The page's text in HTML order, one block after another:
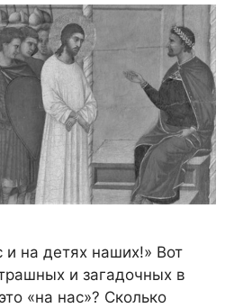
и на детях наших!» Вот
и загадочных в
«на нас»? Сколько